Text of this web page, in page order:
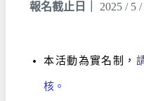
報名截止日｜ 2025 / 5
本活動為實名制，
核。